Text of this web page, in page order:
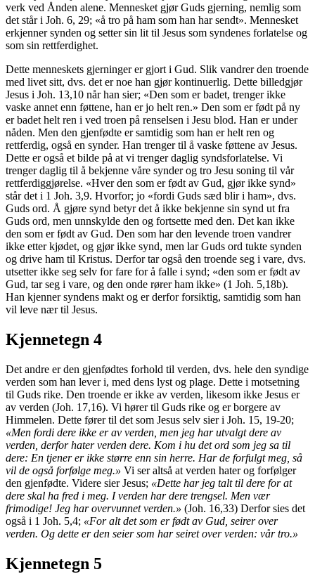
verk ved Ånden alene. Mennesket gjør Guds gjerning, nemlig som
det står i Joh. 6, 29; «å tro på ham som han har sendt». Mennesket
erkjenner synden og setter sin lit til Jesus som syndenes forlatelse og
som sin rettferdighet.
Dette menneskets gjerninger er gjort i Gud. Slik vandrer den troende
med livet sitt, dvs. det er noe han gjør kontinuerlig. Dette billedgjør
Jesus i Joh. 13,10 når han sier; «Den som er badet, trenger ikke
vaske annet enn føttene, han er jo helt ren.» Den som er født på ny
er badet helt ren i ved troen på renselsen i Jesu blod. Han er under
nåden. Men den gjenfødte er samtidig som han er helt ren og
rettferdig, også en synder. Han trenger til å vaske føttene av Jesus.
Dette er også et bilde på at vi trenger daglig syndsforlatelse. Vi
trenger daglig til å bekjenne våre synder og tro Jesu soning til vår
rettferdiggjørelse. «Hver den som er født av Gud, gjør ikke synd»
står det i 1 Joh. 3,9. Hvorfor; jo «fordi Guds sæd blir i ham», dvs.
Guds ord. Å gjøre synd betyr det å ikke bekjenne sin synd ut fra
Guds ord, men unnskylde den og fortsette med den. Det kan ikke
den som er født av Gud. Den som har den levende troen vandrer
ikke etter kjødet, og gjør ikke synd, men lar Guds ord tukte synden
og drive ham til Kristus. Derfor tar også den troende seg i vare, dvs.
utsetter ikke seg selv for fare for å falle i synd; «den som er født av
Gud, tar seg i vare, og den onde rører ham ikke» (1 Joh. 5,18b).
Han kjenner syndens makt og er derfor forsiktig, samtidig som han
vil leve nær til Jesus.
Kjennetegn 4
Det andre er den gjenfødtes forhold til verden, dvs. hele den syndige
verden som han lever i, med dens lyst og plage. Dette i motsetning
til Guds rike. Den troende er ikke av verden, likesom ikke Jesus er
av verden (Joh. 17,16). Vi hører til Guds rike og er borgere av
Himmelen. Dette fører til det som Jesus selv sier i Joh. 15, 19-20;
«Men fordi dere ikke er av verden, men jeg har utvalgt dere av
verden, derfor hater verden dere. Kom i hu det ord som jeg sa til
dere: En tjener er ikke større enn sin herre. Har de forfulgt meg, så
vil de også forfølge meg.» Vi ser altså at verden hater og forfølger
den gjenfødte. Videre sier Jesus; «Dette har jeg talt til dere for at
dere skal ha fred i meg. I verden har dere trengsel. Men vær
frimodige! Jeg har overvunnet verden.» (Joh. 16,33) Derfor sies det
også i 1 Joh. 5,4; «For alt det som er født av Gud, seirer over
verden. Og dette er den seier som har seiret over verden: vår tro.»
Kjennetegn 5